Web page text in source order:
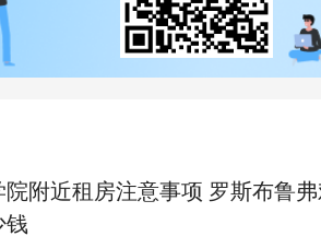
附近租房注意事项 罗斯布鲁
钱